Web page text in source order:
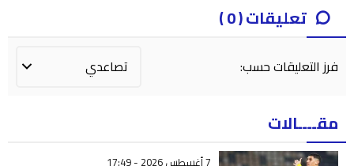
تعليقات ( 0 )
فرز التعليقات حسب:
مقــــالات
7 أغسطس 2026 - 17:49